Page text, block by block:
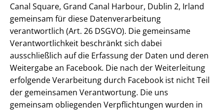
Canal Square, Grand Canal Harbour, Dublin 2, Irland
gemeinsam für diese Datenverarbeitung
verantwortlich (Art. 26 DSGVO). Die gemeinsame
Verantwortlichkeit beschränkt sich dabei
ausschließlich auf die Erfassung der Daten und deren
Weitergabe an Facebook. Die nach der Weiterleitung
erfolgende Verarbeitung durch Facebook ist nicht Teil
der gemeinsamen Verantwortung. Die uns
gemeinsam obliegenden Verpflichtungen wurden in